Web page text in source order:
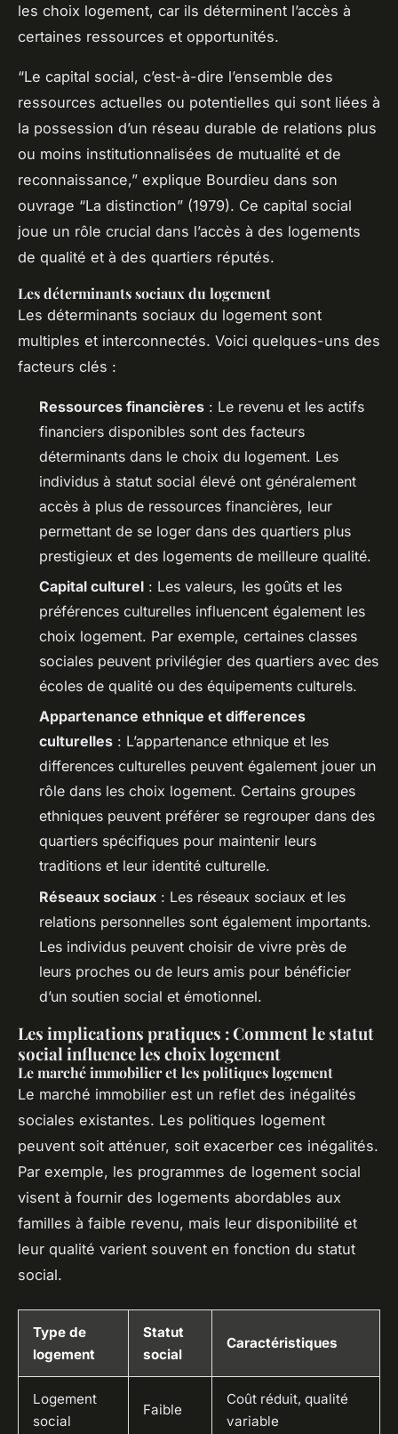
les choix logement, car ils déterminent l’accès à
certaines ressources et opportunités.
“Le capital social, c’est-à-dire l’ensemble des
ressources actuelles ou potentielles qui sont liées à
la possession d’un réseau durable de relations plus
ou moins institutionnalisées de mutualité et de
reconnaissance,” explique Bourdieu dans son
ouvrage “La distinction” (1979). Ce capital social
joue un rôle crucial dans l’accès à des logements
de qualité et à des quartiers réputés.
Les déterminants sociaux du logement
Les déterminants sociaux du logement sont
multiples et interconnectés. Voici quelques-uns des
facteurs clés :
Ressources financières : Le revenu et les actifs
financiers disponibles sont des facteurs
déterminants dans le choix du logement. Les
individus à statut social élevé ont généralement
accès à plus de ressources financières, leur
permettant de se loger dans des quartiers plus
prestigieux et des logements de meilleure qualité.
Capital culturel : Les valeurs, les goûts et les
préférences culturelles influencent également les
choix logement. Par exemple, certaines classes
sociales peuvent privilégier des quartiers avec des
écoles de qualité ou des équipements culturels.
Appartenance ethnique et differences
culturelles : L’appartenance ethnique et les
differences culturelles peuvent également jouer un
rôle dans les choix logement. Certains groupes
ethniques peuvent préférer se regrouper dans des
quartiers spécifiques pour maintenir leurs
traditions et leur identité culturelle.
Réseaux sociaux : Les réseaux sociaux et les
relations personnelles sont également importants.
Les individus peuvent choisir de vivre près de
leurs proches ou de leurs amis pour bénéficier
d’un soutien social et émotionnel.
Les implications pratiques : Comment le statut
social influence les choix logement
Le marché immobilier et les politiques logement
Le marché immobilier est un reflet des inégalités
sociales existantes. Les politiques logement
peuvent soit atténuer, soit exacerber ces inégalités.
Par exemple, les programmes de logement social
visent à fournir des logements abordables aux
familles à faible revenu, mais leur disponibilité et
leur qualité varient souvent en fonction du statut
social.
Type de
logement
Statut
social
Caractéristiques
Logement
social
Faible
Coût réduit, qualité
variable